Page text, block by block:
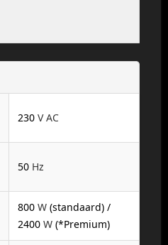
230 V AC
50 Hz
800 W(standaard) /
2400 W(*Premium)